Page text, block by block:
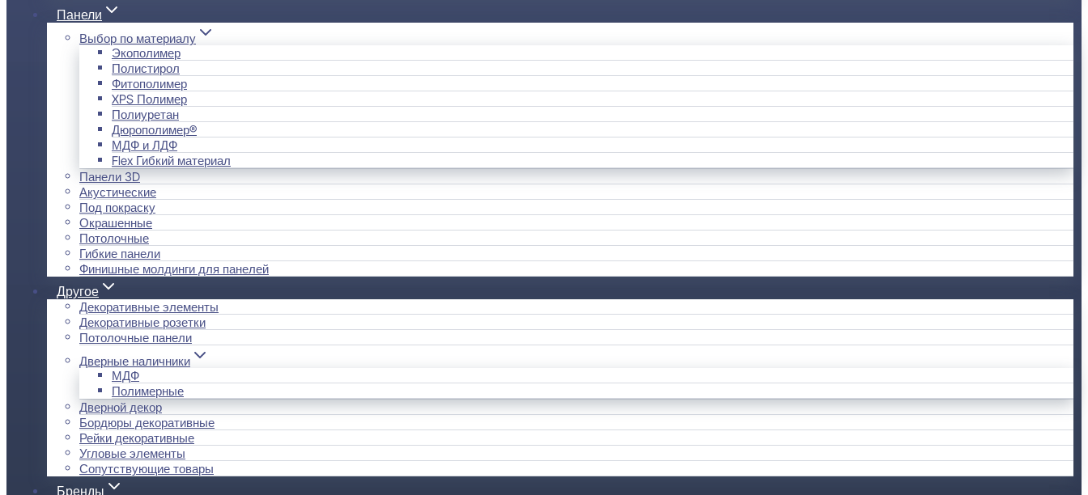
Панели
Выбор по материалу
Экополимер
Полистирол
Фитополимер
XPS Полимер
Полиуретан
Дюрополимер®
МДФ и ЛДФ
Flex Гибкий материал
Панели 3D
Акустические
Под покраску
Окрашенные
Потолочные
Гибкие панели
Финишные молдинги для панелей
Другое
Декоративные элементы
Декоративные розетки
Потолочные панели
Дверные наличники
МДФ
Полимерные
Дверной декор
Бордюры декоративные
Рейки декоративные
Угловые элементы
Сопутствующие товары
Бренды